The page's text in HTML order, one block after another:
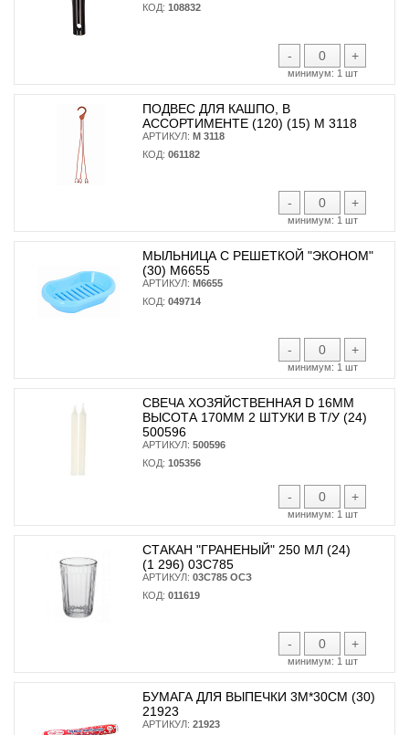
КОД: 108832
- +
минимум: 1 шт
ПОДВЕС ДЛЯ КАШПО, В
АССОРТИМЕНТЕ (120) (15) М 3118
АРТИКУЛ: М 3118
КОД: 061182
- +
минимум: 1 шт
МЫЛЬНИЦА С РЕШЕТКОЙ "ЭКОНОМ"
(30) М6655
АРТИКУЛ: М6655
КОД: 049714
- +
минимум: 1 шт
СВЕЧА ХОЗЯЙСТВЕННАЯ D 16ММ
ВЫСОТА 170ММ 2 ШТУКИ В Т/У (24)
500596
АРТИКУЛ: 500596
КОД: 105356
- +
минимум: 1 шт
СТАКАН "ГРАНЕНЫЙ" 250 МЛ (24)
(1 296) 03С785
АРТИКУЛ: 03С785 ОСЗ
КОД: 011619
- +
минимум: 1 шт
БУМАГА ДЛЯ ВЫПЕЧКИ 3М*30СМ (30)
21923
АРТИКУЛ: 21923